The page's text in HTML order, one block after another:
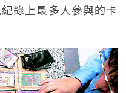
錄上最多人參與的卡